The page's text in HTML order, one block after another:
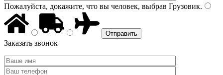
Пожалуйста, докажите, что вы человек, выбрав Грузовик.
Заказать звонок